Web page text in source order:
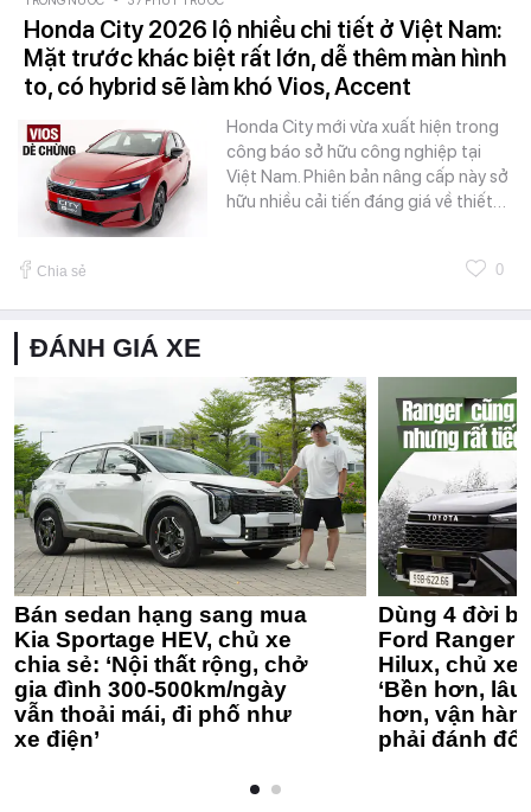
Honda City 2026 lộ nhiều chi tiết ở Việt Nam:
Mặt trước khác biệt rất lớn, dễ thêm màn hình
to, có hybrid sẽ làm khó Vios, Accent
Honda City mới vừa xuất hiện trong
công báo sở hữu công nghiệp tại
Việt Nam. Phiên bản nâng cấp này sở
hữu nhiều cải tiến đáng giá về thiết…
Chia sẻ 0
ĐÁNH GIÁ XE
Bán sedan hạng sang mua
Kia Sportage HEV, chủ xe
chia sẻ: ‘Nội thất rộng, chở
gia đình 300-500km/ngày
vẫn thoải mái, đi phố như
xe điện’
Dùng 4 đời
Ford Ranger
Hilux, chủ xe
‘Bền hơn,
hơn, vận
phải đánh